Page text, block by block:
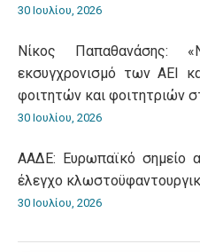
30 Ιουλίου, 2026
Νίκος Παπαθανάσης:
εκσυγχρονισμό των ΑΕΙ
φοιτητών και φοιτητριών
30 Ιουλίου, 2026
ΑΑΔΕ: Ευρωπαϊκό σημείο
έλεγχο
30 Ιουλίου, 2026